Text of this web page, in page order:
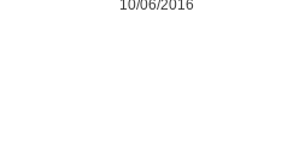
10/06/2016